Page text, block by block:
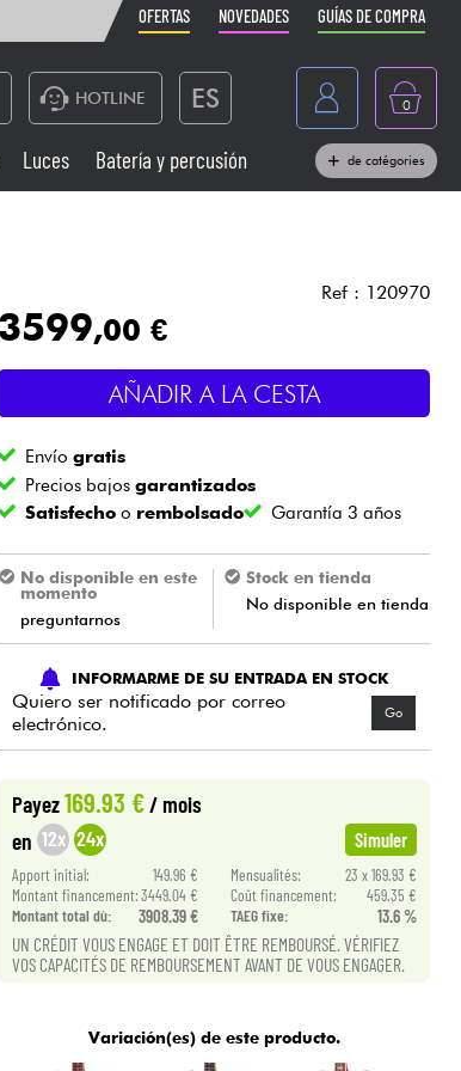
OFERTAS NOVEDADES GUÍAS DE COMPRA
HOTLINE ES
France
Belgique
Nederland
0
Sistemas de Sonido
Vientos
Cables & Acces.
Luces Batería y percusión de catégories
Ref : 120970
3599,00 €
AÑADIR A LA CESTA
Envíogratis
Precios bajosgarantizados
Satisfecho o rembolsado Garantía 3 años
No disponible en este
momento
preguntarnos
Stock en tienda
No disponible en tienda
INFORMARME DE SU ENTRADA EN STOCK
Quiero ser notificado por correo
electrónico.
Go
Payez169.93 €/ mois
en 12x 24x Simuler
Apport initial: 149.96 € Mensualités:
23 x 169.93 €
Montant financement:3449.04 € Coût financement:
459.35 €
Montant total dù:
3908.39 € TAEG fixe: 13.6 %
UN CRÉDIT VOUS ENGAGE ET DOIT ÊTRE REMBOURSÉ. VÉRIFIEZ
VOS CAPACITÉS DE REMBOURSEMENT AVANT DE VOUS ENGAGER.
Variación(es) de este producto.